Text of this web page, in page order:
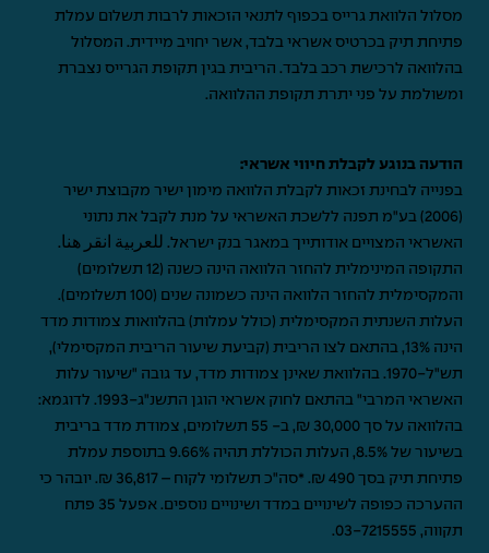
מסלול הלוואת גרייס בכפוף לתנאי הזכאות לרבות תשלום עמלת
פתיחת תיק בכרטיס אשראי בלבד, אשר יחויב מיידית. המסלול
בהלוואה לרכישת רכב בלבד. הריבית בגין תקופת הגרייס נצברת
ומשולמת על פני יתרת תקופת ההלוואה.
הודעה בנוגע לקבלת חיווי אשראי:
בפנייה לבחינת זכאות לקבלת הלוואה מימון ישיר מקבוצת ישיר
(2006) בע"מ תפנה ללשכת האשראי על מנת לקבל את נתוני
האשראי המצויים אודותייך במאגר בנק ישראל. للعربية انقر هنا.
התקופה המינימלית להחזר הלוואה הינה כשנה (12 תשלומים)
והמקסימלית להחזר הלוואה הינה כשמונה שנים (100 תשלומים).
העלות השנתית המקסימלית (כולל עמלות) בהלוואות צמודות מדד
הינה 13%, בהתאם לצו הריבית (קביעת שיעור הריבית המקסימלי),
תש"ל-1970. בהלוואת שאינן צמודות מדד, עד גובה "שיעור עלות
האשראי המרבי" בהתאם לחוק אשראי הוגן התשנ"ג-1993. לדוגמא:
בהלוואה על סך 30,000 ₪, ב- 55 תשלומים, צמודת מדד בריבית
בשיעור של 8.5%, העלות הכוללת תהיה 9.66% בתוספת עמלת
פתיחת תיק בסך 490 ₪. *סה"כ תשלומי לקוח – 36,817 ₪. יובהר כי
ההערכה כפופה לשינויים במדד ושינויים נוספים. אפעל 35 פתח
תקווה, 03-7215555
.